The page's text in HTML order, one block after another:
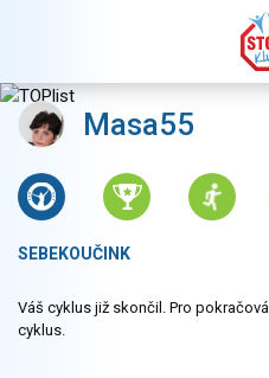
Masa55
SEBEKOUČINK
Váš cyklus již skončil. Pro
cyklus.